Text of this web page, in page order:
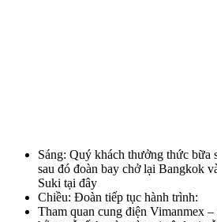
Sáng: Quý khách thưởng thức bữa
sau đó đoàn bay chở lại Bangkok
Suki tại đây
Chiều: Đoàn tiếp tục hành trình:
Tham quan cung điện Vimanmex